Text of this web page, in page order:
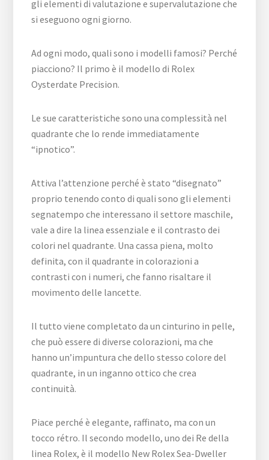
gli elementi di valutazione e supervalutazione che
si eseguono ogni giorno.
Ad ogni modo, quali sono i modelli famosi? Perché
piacciono? Il primo è il modello di Rolex
Oysterdate Precision.
Le sue caratteristiche sono una complessità nel
quadrante che lo rende immediatamente
“ipnotico”.
Attiva l’attenzione perché è stato “disegnato”
proprio tenendo conto di quali sono gli elementi
segnatempo che interessano il settore maschile,
vale a dire la linea essenziale e il contrasto dei
colori nel quadrante. Una cassa piena, molto
definita, con il quadrante in colorazioni a
contrasti con i numeri, che fanno risaltare il
movimento delle lancette.
Il tutto viene completato da un cinturino in pelle,
che può essere di diverse colorazioni, ma che
hanno un’impuntura che dello stesso colore del
quadrante, in un inganno ottico che crea
continuità.
Piace perché è elegante, raffinato, ma con un
tocco rétro. Il secondo modello, uno dei Re della
linea Rolex, è il modello New Rolex Sea-Dweller